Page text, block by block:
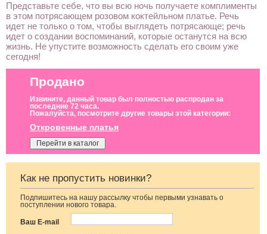
Представьте себе, что вы всю ночь получаете комплименты
в этом потрясающем розовом коктейльном платье. Речь
идет не только о том, чтобы выглядеть потрясающе; речь
идет о создании воспоминаний, которые останутся на всю
жизнь. Не упустите возможность сделать его своим уже
сегодня!
Продано
Извините, данный товар был полностью распродан за
последние 72 часа.
Пожалуйста, посмотрите другие товары этой категории:
Откровенные платья
Перейти в каталог
Как не пропустить новинки?
Подпишитесь на нашу рассылку чтобы первыми узнавать о
поступлении нового товара.
Ваш E-mail
Нарядный
голубой костюм
двойка
Вечернее
белого цвета
Длинное